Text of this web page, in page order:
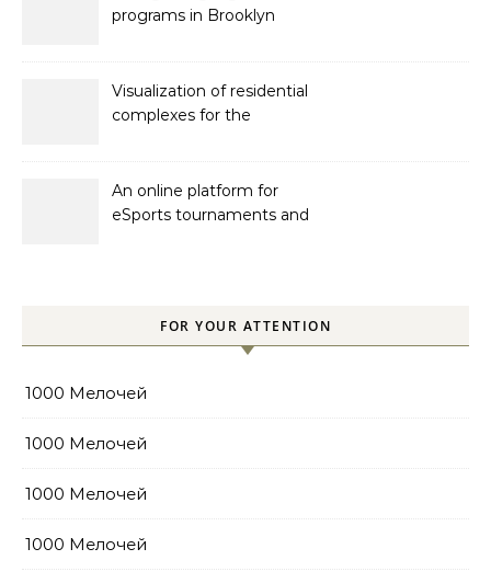
programs in Brooklyn
Visualization of residential
complexes for the
An online platform for
eSports tournaments and
FOR YOUR ATTENTION
1000 Мелочей
1000 Мелочей
1000 Мелочей
1000 Мелочей